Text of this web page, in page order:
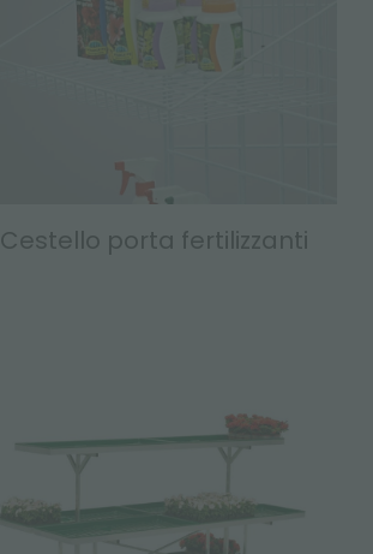
Cestello porta fertilizzanti